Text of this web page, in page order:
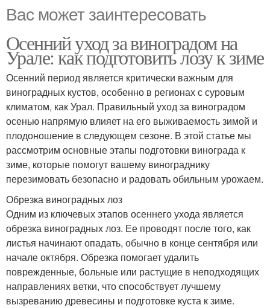
Вас может заинтересовать
Осенний уход за виноградом на
Урале: как подготовить лозу к зиме
Осенний период является критически важным для
виноградных кустов, особенно в регионах с суровым
климатом, как Урал. Правильный уход за виноградом
осенью напрямую влияет на его выживаемость зимой и
плодоношение в следующем сезоне. В этой статье мы
рассмотрим основные этапы подготовки винограда к
зиме, которые помогут вашему винограднику
перезимовать безопасно и радовать обильным урожаем.
Обрезка виноградных лоз
Одним из ключевых этапов осеннего ухода является
обрезка виноградных лоз. Ее проводят после того, как
листья начинают опадать, обычно в конце сентября или
начале октября. Обрезка помогает удалить
поврежденные, больные или растущие в неподходящих
направлениях ветки, что способствует лучшему
вызреванию древесины и подготовке куста к зиме.